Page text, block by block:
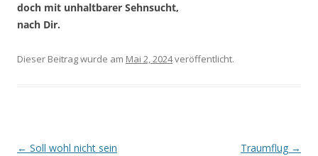
doch mit unhaltbarer Sehnsucht,
nach Dir.
Dieser Beitrag wurde am Mai 2, 2024veröffentlicht.
Beitragsnavigation
← Soll wohl nicht sein Traumflug →